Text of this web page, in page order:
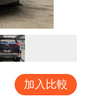
加入比較